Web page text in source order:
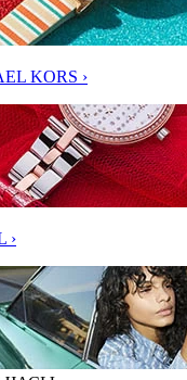
KORS ›
›